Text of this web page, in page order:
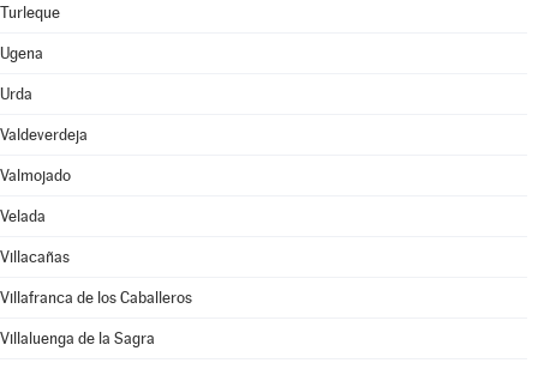
Turleque
Ugena
Urda
Valdeverdeja
Valmojado
Velada
Villacañas
Villafranca de los Caballeros
Villaluenga de la Sagra